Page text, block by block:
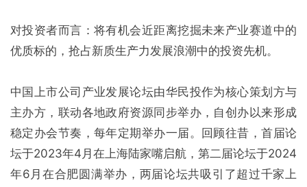
对投资者而言：将有机会近距离挖掘未来产业赛道中的
优质标的，抢占新质生产力发展浪潮中的投资先机。
中国上市公司产业发展论坛由华民投作为核心策划方与
主办方，联动各地政府资源同步举办，自创办以来形成
稳定办会节奏，每年定期举办一届。回顾往昔，首届论
坛于2023年4月在上海陆家嘴启航，第二届论坛于2024
年6月在合肥圆满举办，两届论坛共吸引了超过千家上